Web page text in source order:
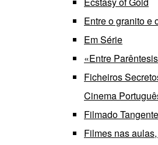
Entre o granito e
Em Série
«Entre
Ficheiros
Cinema
Filmado Tangente
Filmes nas